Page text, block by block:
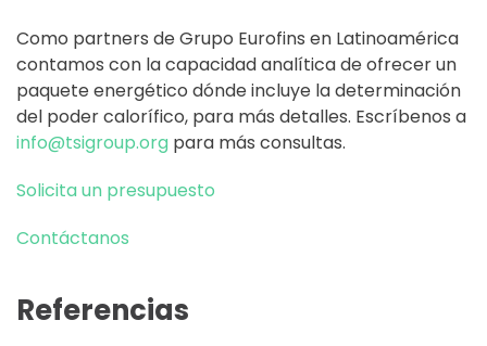
Como partners de Grupo Eurofins en Latinoamérica
contamos con la capacidad analítica de ofrecer un
paquete energético dónde incluye la determinación
del poder calorífico, para más detalles. Escríbenos a
info@tsigroup.org para más consultas.
Solicita un presupuesto
Contáctanos
Referencias